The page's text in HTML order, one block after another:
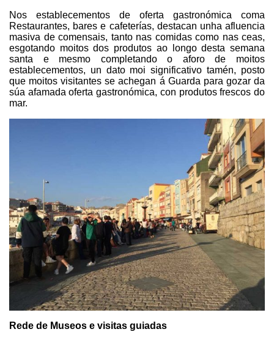
Nos establecementos de oferta gastronómica coma
Restaurantes, bares e cafeterías, destacan unha afluencia
masiva de comensais, tanto nas comidas como nas ceas,
esgotando moitos dos produtos ao longo desta semana
santa e mesmo completando o aforo de moitos
establecementos, un dato moi significativo tamén, posto
que moitos visitantes se achegan á Guarda para gozar da
súa afamada oferta gastronómica, con produtos frescos do
mar.
Rede de Museos e visitas guiadas